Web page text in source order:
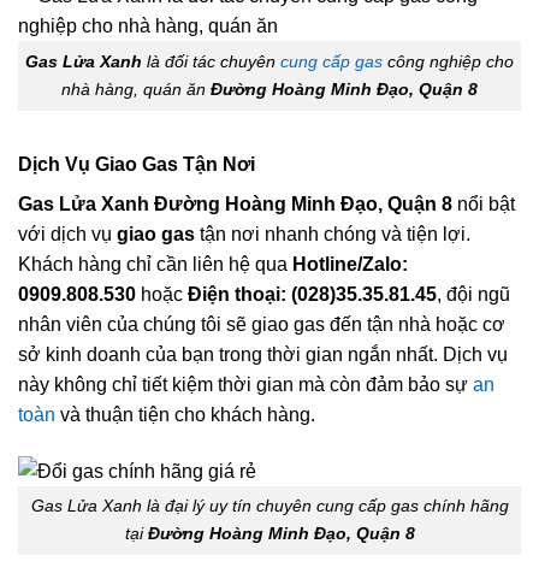
Gas Lửa Xanh là đối tác chuyên cung cấp gas công nghiệp cho
nhà hàng, quán ăn Đường Hoàng Minh Đạo, Quận 8
Dịch Vụ Giao Gas Tận Nơi
Gas Lửa Xanh Đường Hoàng Minh Đạo, Quận 8 nổi bật
với dịch vụ giao gas tận nơi nhanh chóng và tiện lợi.
Khách hàng chỉ cần liên hệ qua Hotline/Zalo:
0909.808.530 hoặc Điện thoại: (028)35.35.81.45, đội ngũ
nhân viên của chúng tôi sẽ giao gas đến tận nhà hoặc cơ
sở kinh doanh của bạn trong thời gian ngắn nhất. Dịch vụ
này không chỉ tiết kiệm thời gian mà còn đảm bảo sự an
toàn và thuận tiện cho khách hàng.
Gas Lửa Xanh là đại lý uy tín chuyên cung cấp gas chính hãng
tạiĐường Hoàng Minh Đạo, Quận 8